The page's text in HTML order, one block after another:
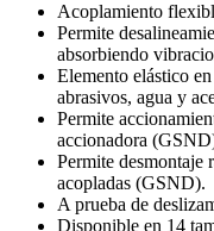
Acoplamiento
Permite
absorbiendo
Elemento elástico
abrasivos, agua y
Permite
accionadora
Permite desmontaje
acopladas (GSND).
A prueba de
Disponible en 14